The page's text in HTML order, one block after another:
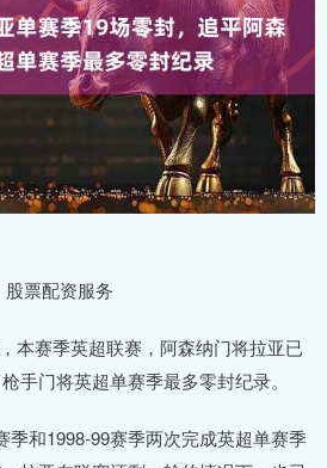
股票配资服务
本赛季英超联赛，阿森纳门将拉亚已
手门将英超单赛季最多零封纪录。
季和1998-99赛季两次完成英超单赛季